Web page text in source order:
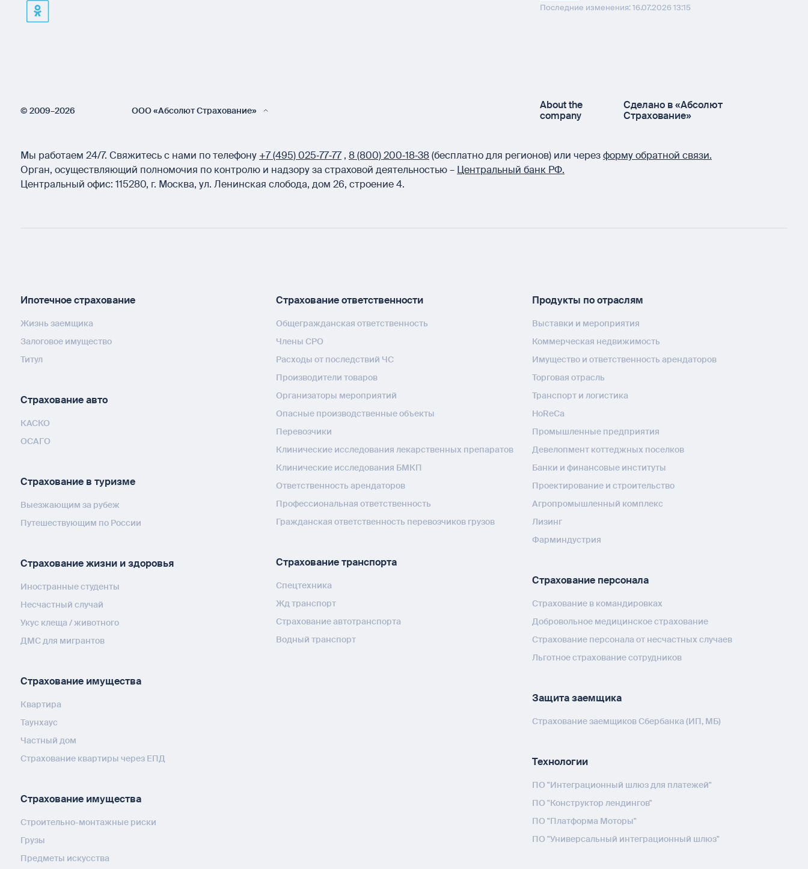
Последние изменения: 16.07.2026 13:15
© 2009–2026 ООО «Абсолют Страхование»
About the
company
Сделано в «Абсолют
Страхование»
Мы работаем 24/7. Свяжитесь с нами по телефону +7 (495) 025‑77‑77 , 8 (800) 200‑18‑38(бесплатно для регионов) или черезформу обратной связи.
Орган, осуществляющий полномочия по контролю и надзору за страховой деятельностью – Центральный банк РФ.
Центральный офис: 115280, г. Москва, ул. Ленинская слобода, дом 26, строение 4.
Ипотечное страхование
Жизнь заемщика
Залоговое имущество
Титул
Страхование авто
КАСКО
ОСАГО
Страхование в туризме
Выезжающим за рубеж
Путешествующим по России
Страхование жизни и здоровья
Иностранные студенты
Несчастный случай
Укус клеща / животного
ДМС для мигрантов
Страхование имущества
Квартира
Таунхаус
Частный дом
Страхование квартиры через ЕПД
Страхование имущества
Строительно-монтажные риски
Грузы
Предметы искусства
Страхование ответственности
Общегражданская ответственность
Члены СРО
Расходы от последствий ЧС
Производители товаров
Организаторы мероприятий
Опасные производственные объекты
Перевозчики
Клинические исследования лекарственных препаратов
Клинические исследования БМКП
Ответственность арендаторов
Профессиональная ответственность
Гражданская ответственность перевозчиков грузов
Страхование транспорта
Спецтехника
Жд транспорт
Страхование автотранспорта
Водный транспорт
Продукты по отраслям
Выставки и мероприятия
Коммерческая недвижимость
Имущество и ответственность арендаторов
Торговая отрасль
Транспорт и логистика
HoReCa
Промышленные предприятия
Девелопмент коттеджных поселков
Банки и финансовые институты
Проектирование и строительство
Агропромышленный комплекс
Лизинг
Фарминдустрия
Страхование персонала
Страхование в командировках
Добровольное медицинское страхование
Страхование персонала от несчастных случаев
Льготное страхование сотрудников
Защита заемщика
Страхование заемщиков Сбербанка (ИП, МБ)
Технологии
ПО "Интеграционный шлюз для платежей"
ПО "Конструктор лендингов"
ПО "Платформа Моторы"
ПО "Универсальный интеграционный шлюз"